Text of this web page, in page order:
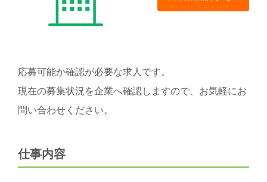
応募可能か確認が必要な求人です。
現在の募集状況を企業へ確認しますので、お気軽にお
問い合わせください。
仕事内容